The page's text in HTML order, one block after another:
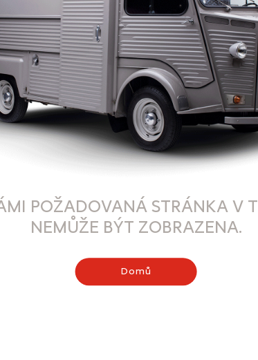
POŽADOVANÁ STRÁNKA V
NEMŮŽE BÝT ZOBRAZENA.
Domů